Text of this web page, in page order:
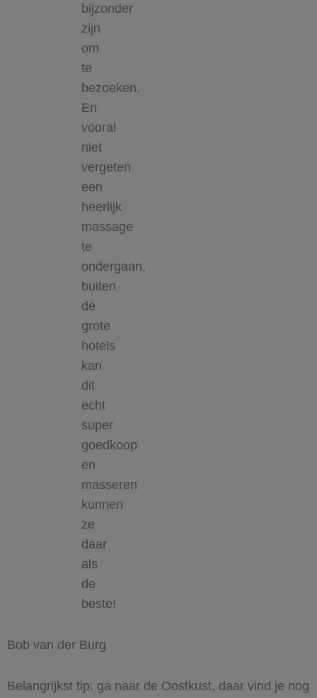
bijzonder
zijn
om
te
bezoeken.
En
vooral
niet
vergeten
een
heerlijk
massage
te
ondergaan,
buiten
de
grote
hotels
kan
dit
echt
super
goedkoop
en
masseren
kunnen
ze
daar
als
de
beste!
Bob van der Burg
Belangrijkst tip: ga naar de Oostkust, daar vind je nog